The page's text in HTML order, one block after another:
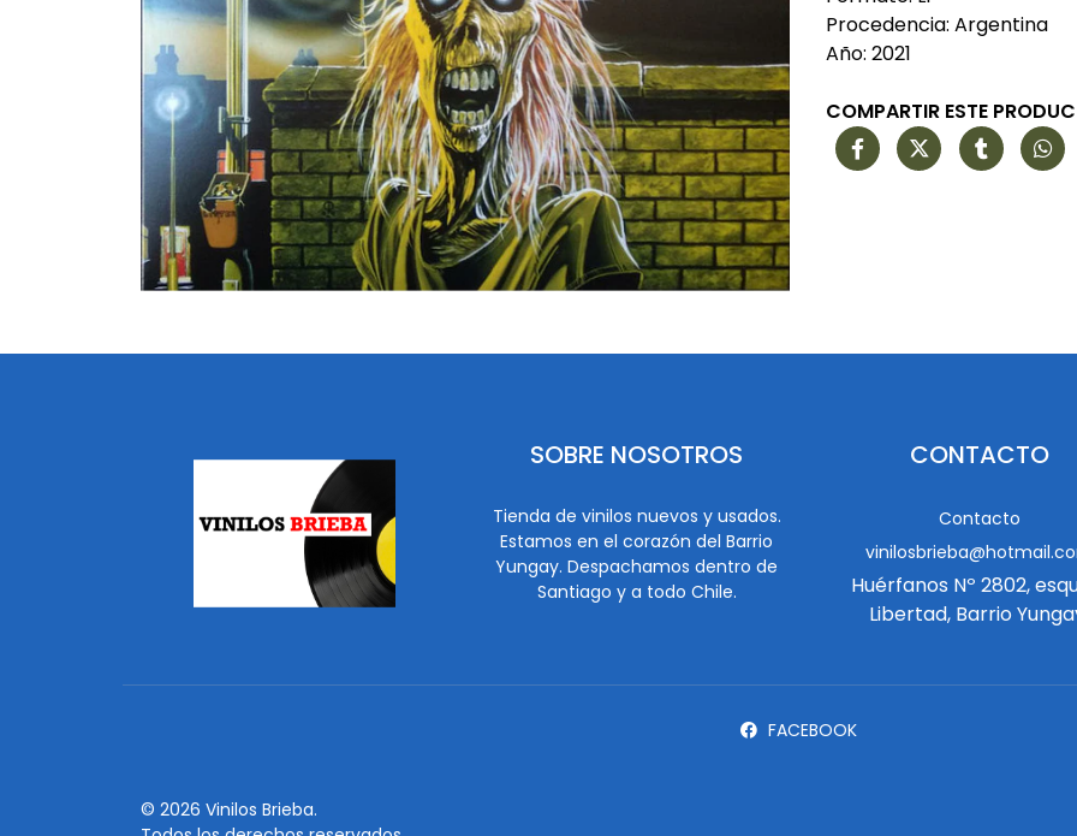
Procedencia: Argentina
Año: 2021
COMPARTIR ESTE
SOBRE NOSOTROS
Tienda de vinilos nuevos y usados.
Estamos en el corazón del Barrio
Yungay. Despachamos dentro de
Santiago y a todo Chile.
CONTACTO
Contacto
Huérfanos Nº 2802,
Libertad, Barrio
FACEBOOK
© 2026 Vinilos Brieba.